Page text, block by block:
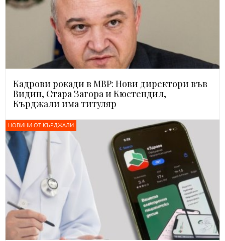
Кадрови рокади в МВР: Нови директори във
Видин, Стара Загора и Кюстендил,
Кърджали има титуляр
НОВИНИ ОТ КЪРДЖАЛИ